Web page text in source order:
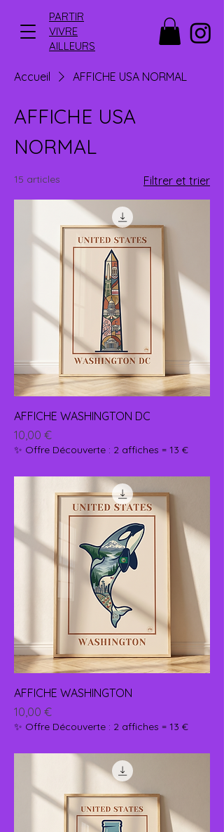
PARTIR
VIVRE
AILLEURS
Accueil AFFICHE USA NORMAL
AFFICHE USA
NORMAL
15 articles Filtrer et trier
AFFICHE WASHINGTON DC
Prix
10,00 €
✨ Offre Découverte : 2 affiches = 13 €
AFFICHE WASHINGTON
Prix
10,00 €
✨ Offre Découverte : 2 affiches = 13 €